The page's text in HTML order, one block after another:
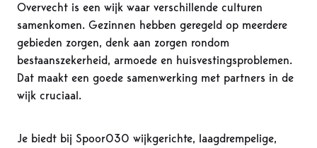
Overvecht is een wijk waar verschillende culturen
samenkomen. Gezinnen hebben geregeld op meerdere
gebieden zorgen, denk aan zorgen rondom
bestaanszekerheid, armoede en huisvestingsproblemen.
Dat maakt een goede samenwerking met partners in de
wijk cruciaal.
Je biedt bij Spoor030 wijkgerichte, laagdrempelige,